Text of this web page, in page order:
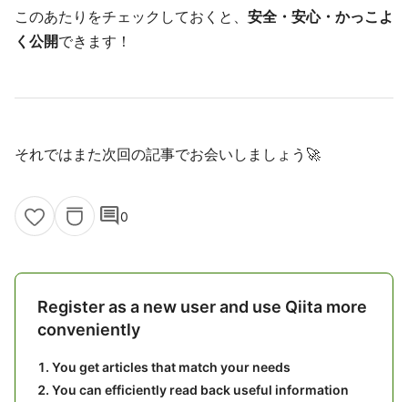
このあたりをチェックしておくと、 安全・安心・かっこよ
く公開できます！
それではまた次回の記事でお会いしましょう🚀
comment0
Register as a new user and use Qiita more
conveniently
You get articles that match your needs
You can efficiently read back useful information